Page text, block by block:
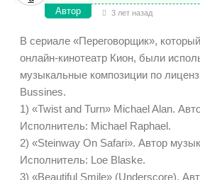
Автор 3 лет назад
В сериале «Переговорщик»,
онлайн-кинотеатр Кион, были
музыкальные композиции по
Bussines.
1) «Twist and Turn» Michael Alan.
Исполнитель: Michael Raphael.
2) «Steinway On Safari». Автор
Исполнитель: Loe Blaske.
3) «Beautiful Smile» (Underscore).